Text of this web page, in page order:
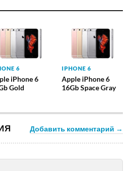
6
iPhone 6
Gold
IPHONE 6
Apple iPhone 6
16Gb Space Gray
Добавить комментарий →